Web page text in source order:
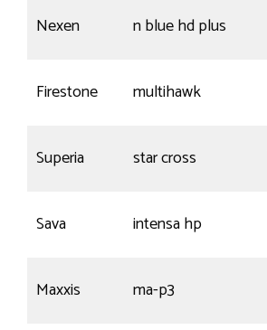
Nexen n blue hd plus
Firestone multihawk
Superia star cross
Sava intensa hp
Maxxis ma-p3